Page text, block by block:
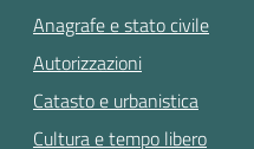
Anagrafe e stato civile
Autorizzazioni
Catasto e urbanistica
Cultura e tempo libero